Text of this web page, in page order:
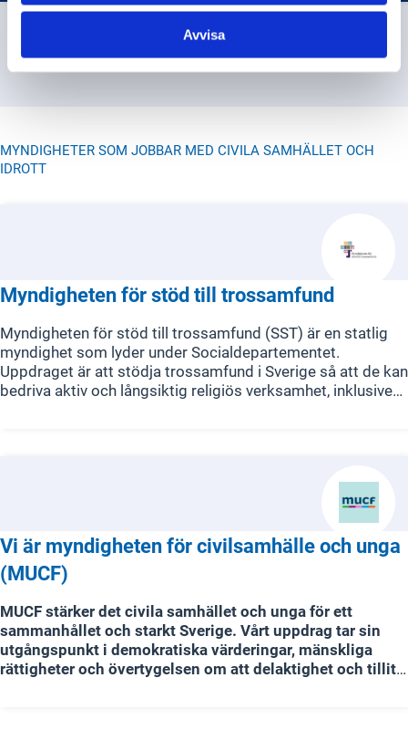
Avvisa
påverka och göra sina röster hörda i frågor som berör dem
MYNDIGHETER SOM JOBBAR MED CIVILA SAMHÄLLET OCH
IDROTT
Myndigheten för stöd till trossamfund
Myndigheten för stöd till trossamfund (SST) är en statlig
myndighet som lyder under Socialdepartementet.
Uppdraget är att stödja trossamfund i Sverige så att de kan
bedriva aktiv och långsiktig religiös verksamhet, inklusive
Vi är myndigheten för civilsamhälle och unga
(MUCF)
MUCF stärker det civila samhället och unga för ett
sammanhållet och starkt Sverige. Vårt uppdrag tar sin
utgångspunkt i demokratiska värderingar, mänskliga
rättigheter och övertygelsen om att delaktighet och tillit